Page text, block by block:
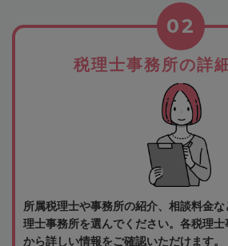
税理士事務所の詳
02
所属税理士や事務所の紹介、相談料金
理士事務所を選んでください。各税理
から詳しい情報をご確認いただけます。